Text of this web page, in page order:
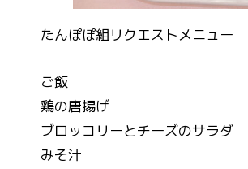
たんぽぽ組リクエストメニュー
ご飯
鶏の唐揚げ
ブロッコリーとチーズのサラダ
みそ汁